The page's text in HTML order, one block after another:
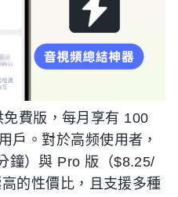
費版，每月享有 100
戶。對於高频使用者，
鐘）與 Pro 版（$8.25/
的性價比，且支援多種